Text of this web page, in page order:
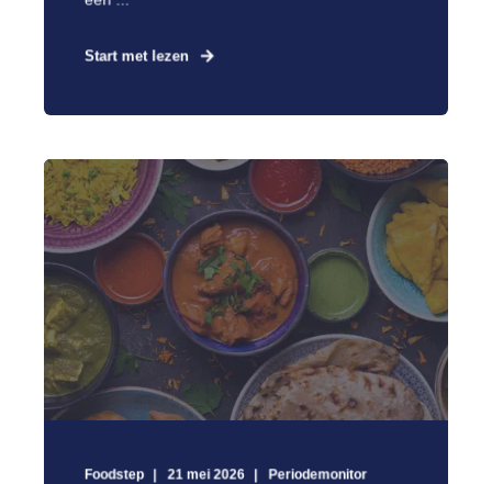
Start met lezen
Foodstep 21 mei 2026 Periodemonitor